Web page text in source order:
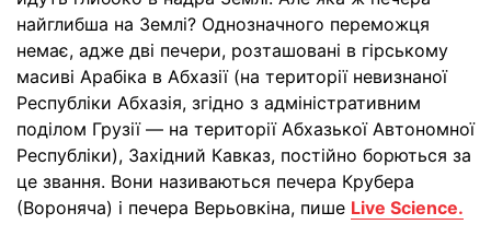
найглибша на Землі? Однозначного переможця
немає, адже дві печери, розташовані в гірському
масиві Арабіка в Абхазії (на території невизнаної
Республіки Абхазія, згідно з адміністративним
поділом Грузії — на території Абхазької Автономної
Республіки), Західний Кавказ, постійно борються за
це звання. Вони називаються печера Крубера
(Вороняча) і печера Верьовкіна, пише Live Science.